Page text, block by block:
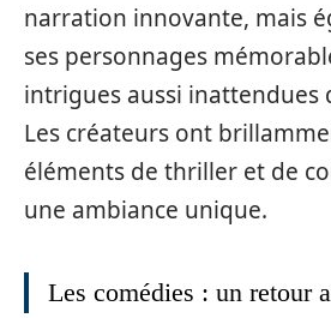
narration innovante, mais
ses personnages
intrigues aussi inattendues
Les créateurs ont
éléments de thriller et de
une ambiance unique.
Les comédies : un retour